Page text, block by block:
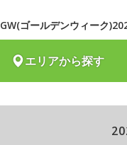
GW(ゴールデンウィーク
エリアから探す